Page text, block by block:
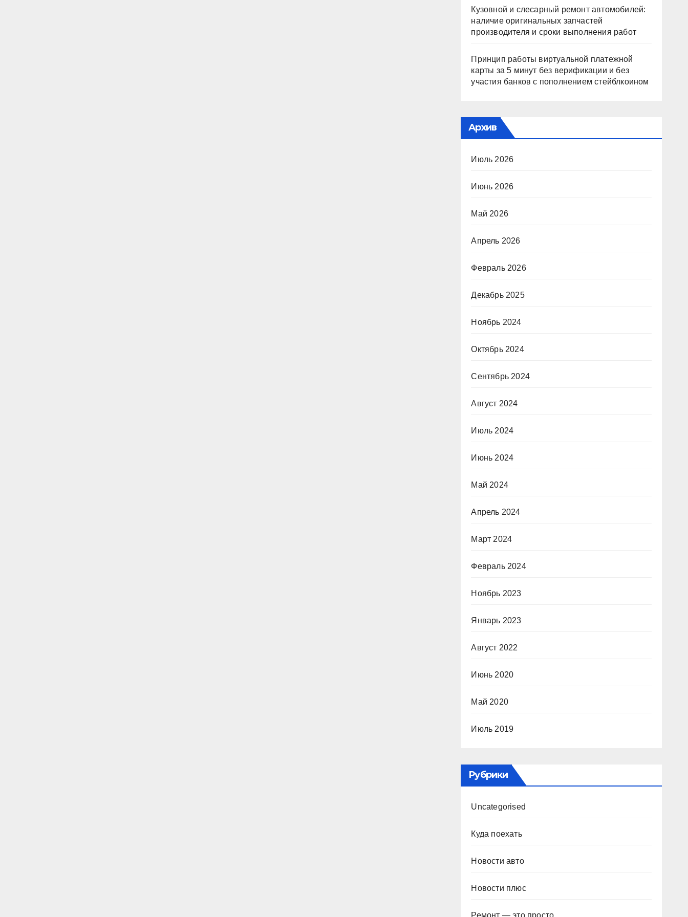
Кузовной и слесарный ремонт автомобилей:
наличие оригинальных запчастей
производителя и сроки выполнения работ
Принцип работы виртуальной платежной
карты за 5 минут без верификации и без
участия банков с пополнением стейблкоином
Архив
Июль 2026
Июнь 2026
Май 2026
Апрель 2026
Февраль 2026
Декабрь 2025
Ноябрь 2024
Октябрь 2024
Сентябрь 2024
Август 2024
Июль 2024
Июнь 2024
Май 2024
Апрель 2024
Март 2024
Февраль 2024
Ноябрь 2023
Январь 2023
Август 2022
Июнь 2020
Май 2020
Июль 2019
Рубрики
Uncategorised
Куда поехать
Новости авто
Новости плюс
Ремонт — это просто